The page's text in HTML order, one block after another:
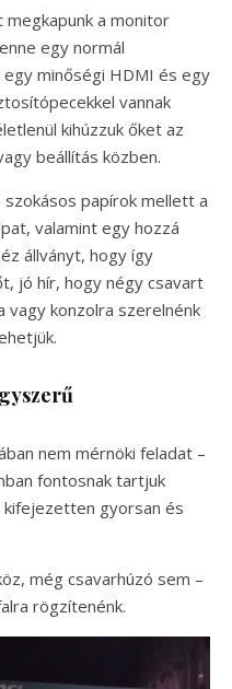
megkapunk a monitor
egy normál
minőségi HDMI és egy
vannak
kihúzzuk őket az
beállítás közben.
papírok mellett a
valamint egy hozzá
állványt, hogy így
jó hír, hogy négy csavart
vagy konzolra szerelnénk
nem mérnöki feladat –
fontosnak tartjuk
gyorsan és
még csavarhúzó sem –
rögzítenénk.